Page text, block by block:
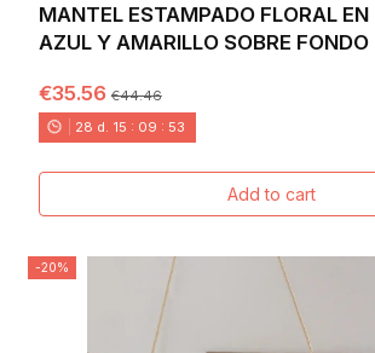
MANTEL ESTAMPADO FLORAL EN
AZUL Y AMARILLO SOBRE
€35.56€44.46
28 d. 15 : 09 : 52
Add to cart
-20%